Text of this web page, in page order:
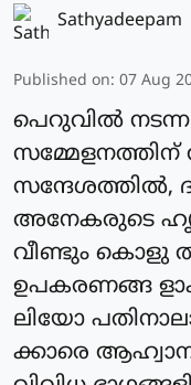
Sathyadeepam
Published on: 07 Aug
പെറുവില്‍
സന്ദേശത്തില്‍,
അനേകരുടെ
വീണ്ടും കൊളു
ഉപകരണങ്ങ
ലിയോ
ക്കാരെ